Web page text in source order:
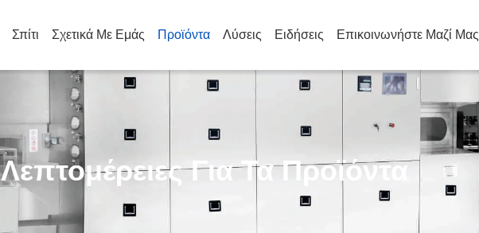
Σπίτι Σχετικά Με Εμάς Προϊόντα Λύσεις Ειδήσεις Επικοινωνήστε Μαζί Μας
Λεπτομέρειες Για Τα Προϊόντα